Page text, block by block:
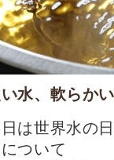
水、軟らか
は世界水の
ついて